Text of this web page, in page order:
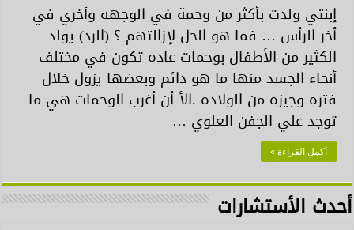
إبنتي ولدت بأكثر من وحمة في الوجهه وأخري في
أخر الرأس … فما هو الحل لإزالتهم ؟ (الرد) يولد
الكثير من الأطفال بوحمات عاده تكون في مختلف
أنحاء الجسد منها ما هو دائم وبعضها يزول خلال
فتره وجيزه من الولاده .الأ أن أغرب الوحمات هي ما
توجد علي الجفن العلوي …
أكمل القراءة »
أحدث الأستشارات